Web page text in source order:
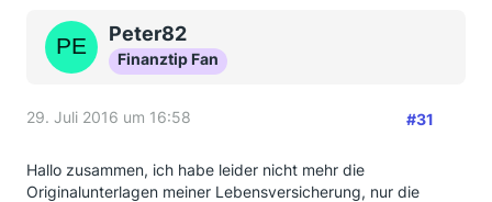
Peter82
Finanztip Fan
29. Juli 2016 um 16:58 #31
Hallo zusammen, ich habe leider nicht mehr die
Originalunterlagen meiner Lebensversicherung, nur die